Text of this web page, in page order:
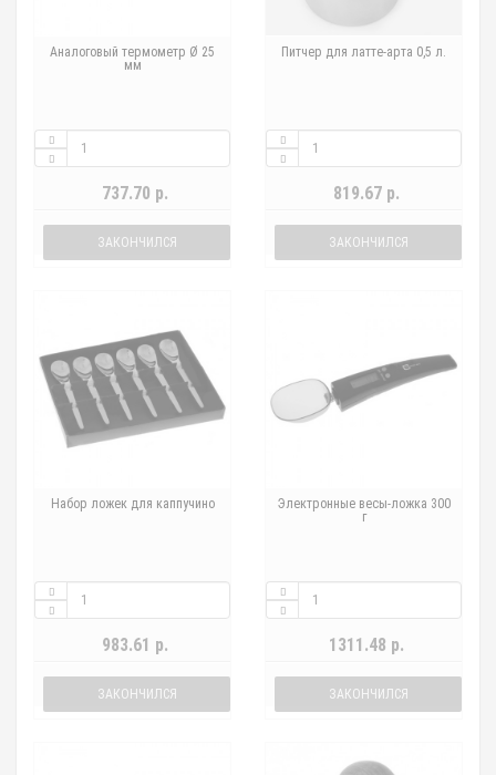
Аналоговый термометр Ø 25
мм
737.70 р.
ЗАКОНЧИЛСЯ
Питчер для латте-арта 0,5 л.
819.67 р.
ЗАКОНЧИЛСЯ
Набор ложек для каппучино
983.61 р.
ЗАКОНЧИЛСЯ
Электронные весы-ложка 300
г
1311.48 р.
ЗАКОНЧИЛСЯ